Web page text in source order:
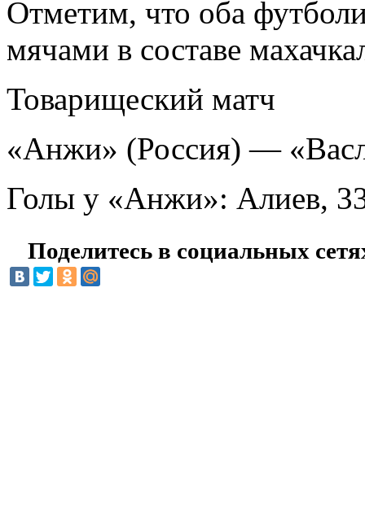
Отметим, что оба
мячами в составе
Товарищеский матч
«Анжи» (Россия) —
Голы у «Анжи»: Алиев,
Поделитесь в социальных